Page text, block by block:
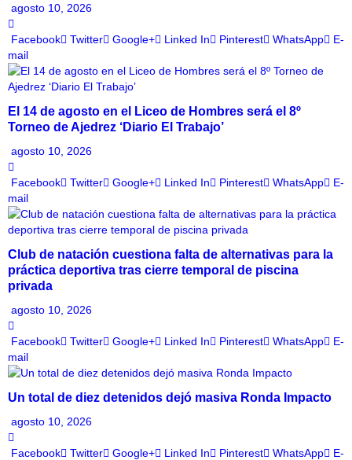
agosto 10, 2026
Facebook Twitter Google+ Linked In Pinterest WhatsApp
E-
mail
El 14 de agosto en el Liceo de Hombres será el 8º
Torneo de Ajedrez ‘Diario El Trabajo’
agosto 10, 2026
Facebook Twitter Google+ Linked In Pinterest WhatsApp
E-
mail
Club de natación cuestiona falta de alternativas para la
práctica deportiva tras cierre temporal de piscina
privada
agosto 10, 2026
Facebook Twitter Google+ Linked In Pinterest WhatsApp
E-
mail
Un total de diez detenidos dejó masiva Ronda Impacto
agosto 10, 2026
Facebook Twitter Google+ Linked In Pinterest WhatsApp
E-